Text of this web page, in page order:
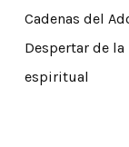
Cadenas del
Despertar de
espiritual